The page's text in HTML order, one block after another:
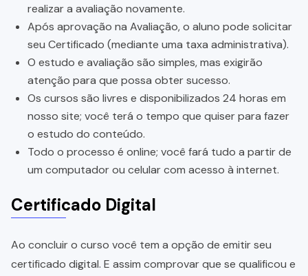
realizar a avaliação novamente.
Após aprovação na Avaliação, o aluno pode solicitar
seu Certificado (mediante uma taxa administrativa).
O estudo e avaliação são simples, mas exigirão
atenção para que possa obter sucesso.
Os cursos são livres e disponibilizados 24 horas em
nosso site; você terá o tempo que quiser para fazer
o estudo do conteúdo.
Todo o processo é online; você fará tudo a partir de
um computador ou celular com acesso à internet.
Certificado Digital
Ao concluir o curso você tem a opção de emitir seu
certificado digital. E assim comprovar que se qualificou e